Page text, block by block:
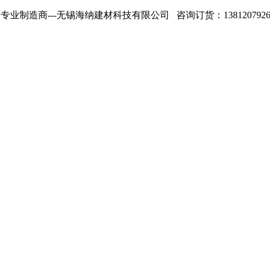
专业制造商---无锡海纳建材科技有限公司 咨询订货：